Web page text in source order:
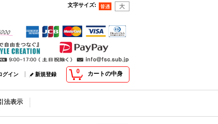
文字サイズ:
0 カートの中身
グイン 新規登録
法表示